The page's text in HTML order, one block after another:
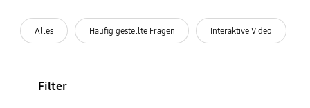
Alles Häufig gestellte Fragen Interaktive Video
Filter